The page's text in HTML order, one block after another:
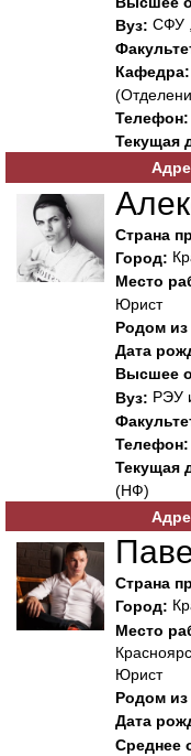
Вуз: СФУ
Кафедра:
Телефон:
Текущая
Страна
Город:
Место
Юрист
Родом из
Дата
Высшее
Вуз: РЭУ
Телефон:
Текущая
(НФ)
Страна
Город:
Место
Юрист
Родом из
Дата
Среднее